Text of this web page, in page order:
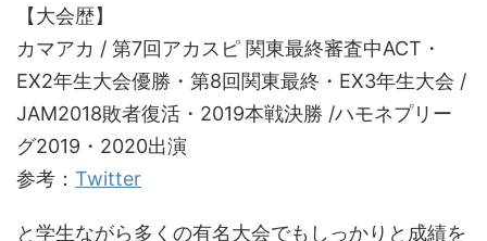
【大会歴】
カマアカ / 第7回アカスピ 関東最終審査中ACT・
EX2年生大会優勝・第8回関東最終・EX3年生大会 /
JAM2018敗者復活・2019本戦決勝 /ハモネプリー
グ2019・2020出演
参考： Twitter
と学生ながら多くの有名大会でもしっかりと成績を